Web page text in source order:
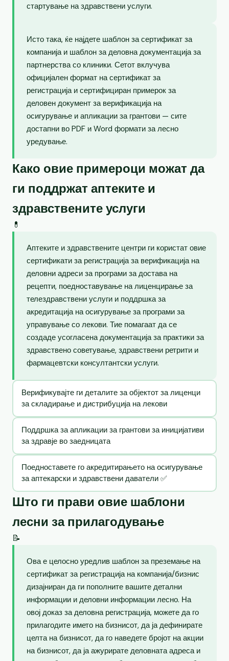
стартување на здравствени услуги.
Исто така, ќе најдете шаблон за сертификат за
компанија и шаблон за деловна документација за
партнерства со клиники. Сетот вклучува
официјален формат на сертификат за
регистрација и сертифициран примерок за
деловен документ за верификација на
осигурување и апликации за грантови — сите
достапни во PDF и Word формати за лесно
уредување.
Како овие примероци можат да
ги поддржат аптеките и
здравствените услуги
💊
Аптеките и здравствените центри ги користат овие
сертификати за регистрација за верификација на
деловни адреси за програми за достава на
рецепти, поедноставување на лиценцирање за
телездравствени услуги и поддршка за
акредитација на осигурување за програми за
управување со лекови. Тие помагаат да се
создаде усогласена документација за практики за
здравствено советување, здравствени ретрити и
фармацевтски консултантски услуги.
Верификувајте ги деталите за објектот за лиценци
за складирање и дистрибуција на лекови
Поддршка за апликации за грантови за иницијативи
за здравје во заедницата
Поедноставете го акредитирањето на осигурување
за аптекарски и здравствени даватели ✅
Што ги прави овие шаблони
лесни за прилагодување
📝
Ова е целосно уредлив шаблон за преземање на
сертификат за регистрација на компанија/бизнис
дизајниран да ги пополните вашите детални
информации и деловни информации лесно. На
овој доказ за деловна регистрација, можете да го
прилагодите името на бизнисот, да ја дефинирате
целта на бизнисот, да го наведете бројот на акции
на бизнисот, да ја ажурирате деловната адреса и